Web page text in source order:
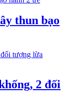
thun bạo
2 đối